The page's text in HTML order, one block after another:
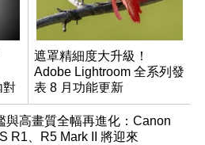
對
遮罩精細度大升級！
Adobe Lightroom 全系列發
表 8 月功能更新
與高畫質全幅再進化：Canon
R1、R5 Mark II 將迎來